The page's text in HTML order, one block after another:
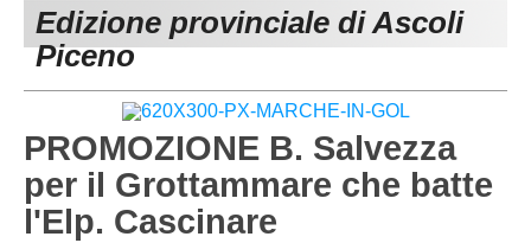
MACERATA
ECCELLENZA
1^ CATEGORIA
2^ CATEGORIA
3^ CATEGORIA
REGIONALI
DIRETTA
Edizione provinciale di Ascoli
Piceno
PROMOZIONE B. Salvezza
per il Grottammare che batte
l'Elp. Cascinare